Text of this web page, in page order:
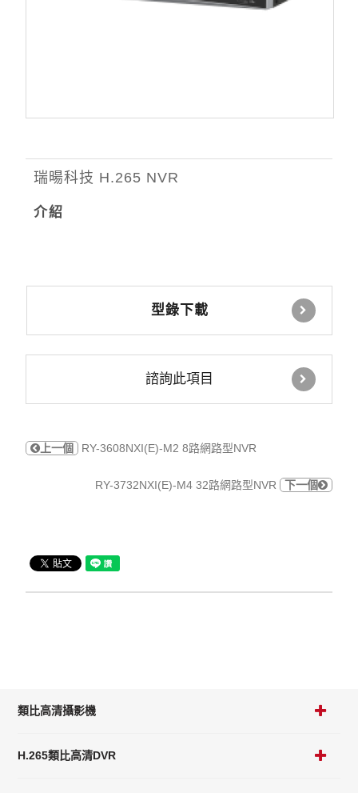
類比高清攝影機
H.265類比高清DVR
瑞暘科技 H.265 NVR
介紹
型錄下載
諮詢此項目
上一個 RY-3608NXI(E)-M2 8路網路型NVR
RY-3732NXI(E)-M4 32路網路型NVR 下一個